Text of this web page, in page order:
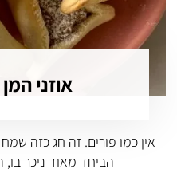
אוזני
אין כמו פורים. זה חג כזה
הביחד מאוד ניכר